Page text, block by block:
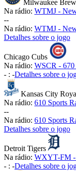
Milwaukee
Na rádio: WTMJ -
--
Na rádio: WTMJ -
Detalhes sobre o jogo
Chicago Cubs
Na rádio: WSCR -
- : -Detalhes sobre o
Kansas City
Na rádio: 610 Sports
--
Na rádio: 610 Sports
Detalhes sobre o jogo
Detroit Tigers
Na rádio: WXYT-FM -
- : -Detalhes sobre o